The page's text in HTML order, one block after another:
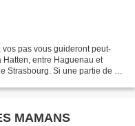
pas vous guideront peut-
Hatten, entre Haguenau et
Strasbourg. Si une partie de ce
MAMANS